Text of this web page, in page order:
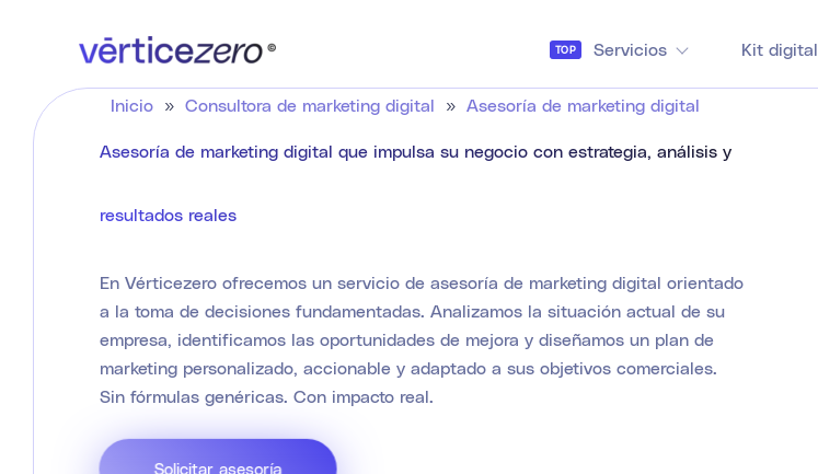
TOP Servicios Kit digital
Inicio » Consultora de marketing digital » Asesoría de marketing digital
Asesoría de marketing digital que impulsa su negocio con estrategia, análisis y
resultados reales
En Vérticezero ofrecemos un servicio de asesoría de marketing digital orientado
a la toma de decisiones fundamentadas. Analizamos la situación actual de su
empresa, identificamos las oportunidades de mejora y diseñamos un plan de
marketing personalizado, accionable y adaptado a sus objetivos comerciales.
Sin fórmulas genéricas. Con impacto real.
Solicitar asesoría